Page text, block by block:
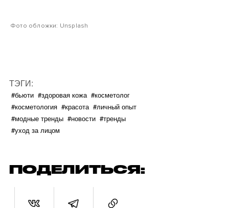
Фото обложки: Unsplash
ТЭГИ:
#бьюти #здоровая кожа #косметолог
#косметология #красота #личный опыт
#модные тренды #новости #тренды
#уход за лицом
ПОДЕЛИТЬСЯ: